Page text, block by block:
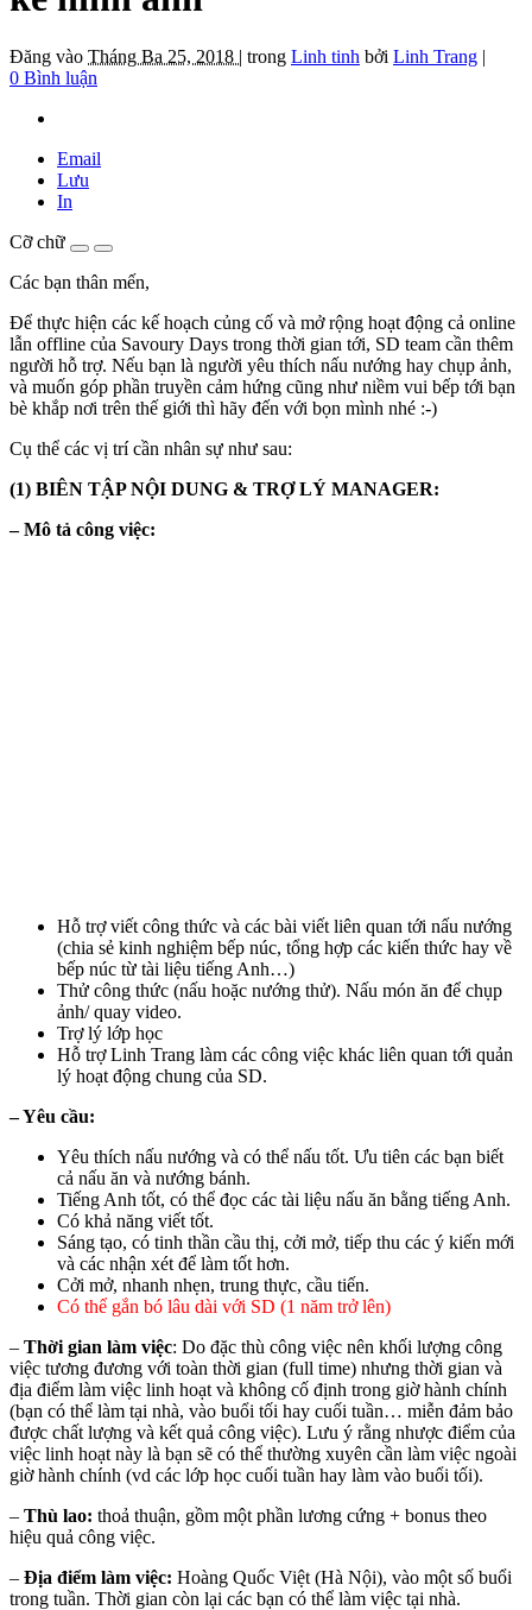
Đăng vào Tháng Ba 25, 2018 | trong Linh tinh bởi Linh Trang |
0 Bình luận
Email
Lưu
In
Cỡ chữ
Các bạn thân mến,
Để thực hiện các kế hoạch củng cố và mở rộng hoạt động cả online
lẫn offline của Savoury Days trong thời gian tới, SD team cần thêm
người hỗ trợ. Nếu bạn là người yêu thích nấu nướng hay chụp ảnh,
và muốn góp phần truyền cảm hứng cũng như niềm vui bếp tới bạn
bè khắp nơi trên thế giới thì hãy đến với bọn mình nhé :-)
Cụ thể các vị trí cần nhân sự như sau:
(1) BIÊN TẬP NỘI DUNG & TRỢ LÝ MANAGER:
– Mô tả công việc:
Hỗ trợ viết công thức và các bài viết liên quan tới nấu nướng
(chia sẻ kinh nghiệm bếp núc, tổng hợp các kiến thức hay về
bếp núc từ tài liệu tiếng Anh…)
Thử công thức (nấu hoặc nướng thử). Nấu món ăn để chụp
ảnh/ quay video.
Trợ lý lớp học
Hỗ trợ Linh Trang làm các công việc khác liên quan tới quản
lý hoạt động chung của SD.
– Yêu cầu:
Yêu thích nấu nướng và có thể nấu tốt. Ưu tiên các bạn biết
cả nấu ăn và nướng bánh.
Tiếng Anh tốt, có thể đọc các tài liệu nấu ăn bằng tiếng Anh.
Có khả năng viết tốt.
Sáng tạo, có tinh thần cầu thị, cởi mở, tiếp thu các ý kiến mới
và các nhận xét để làm tốt hơn.
Cởi mở, nhanh nhẹn, trung thực, cầu tiến.
Có thể gắn bó lâu dài với SD (1 năm trở lên)
– Thời gian làm việc: Do đặc thù công việc nên khối lượng công
việc tương đương với toàn thời gian (full time) nhưng thời gian và
địa điểm làm việc linh hoạt và không cố định trong giờ hành chính
(bạn có thể làm tại nhà, vào buổi tối hay cuối tuần… miễn đảm bảo
được chất lượng và kết quả công việc). Lưu ý rằng nhược điểm của
việc linh hoạt này là bạn sẽ có thể thường xuyên cần làm việc ngoài
giờ hành chính (vd các lớp học cuối tuần hay làm vào buổi tối).
– Thù lao: thoả thuận, gồm một phần lương cứng + bonus theo
hiệu quả công việc.
– Địa điểm làm việc: Hoàng Quốc Việt (Hà Nội), vào một số buổi
trong tuần. Thời gian còn lại các bạn có thể làm việc tại nhà.